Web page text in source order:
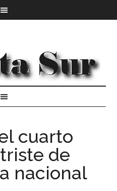
cuarto
de
nacional